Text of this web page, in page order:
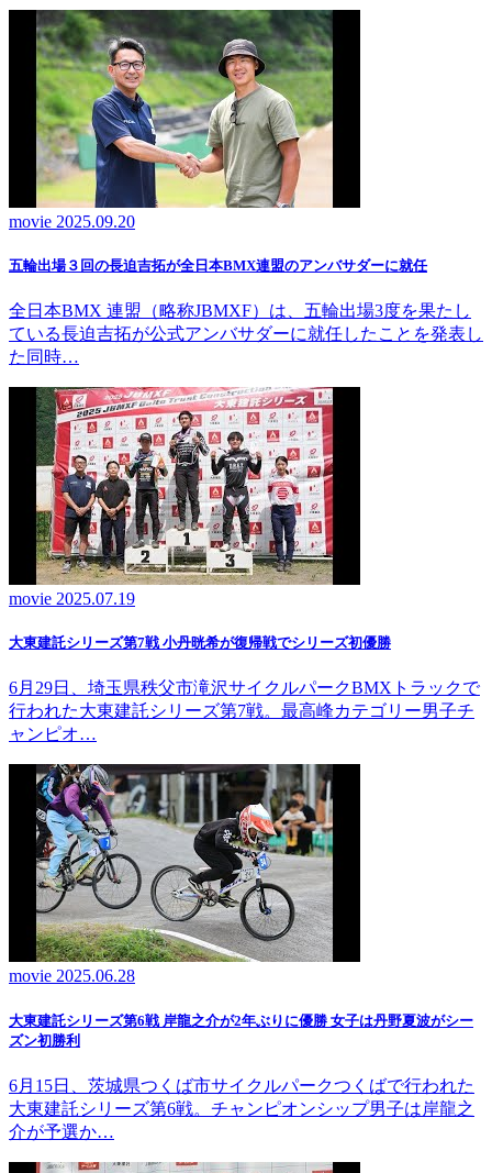
movie 2025.09.20
五輪出場３回の長迫吉拓が全日本BMX連盟のアンバサダーに就任
全日本BMX 連盟（略称JBMXF）は、五輪出場3度を果たし
ている長迫吉拓が公式アンバサダーに就任したことを発表し
た同時…
movie 2025.07.19
大東建託シリーズ第7戦 ⼩丹晄希が復帰戦でシリーズ初優勝
6月29日、埼玉県秩父市滝沢サイクルパークBMXトラックで
行われた大東建託シリーズ第7戦。最高峰カテゴリー男子チ
ャンピオ…
movie 2025.06.28
大東建託シリーズ第6戦 岸龍之介が2年ぶりに優勝 女子は丹野夏波がシー
ズン初勝利
6月15日、茨城県つくば市サイクルパークつくばで行われた
大東建託シリーズ第6戦。チャンピオンシップ男子は岸龍之
介が予選か…